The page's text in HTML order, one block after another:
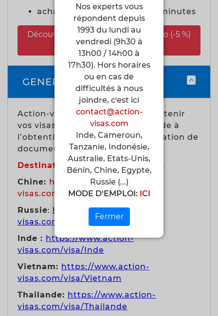
Nos experts vous
répondent depuis
1993 du lundi au
vendredi (9h30 à
13h00 / 14h00 à
17h30). Hors horaires
ou en cas de
difficultés à nous
joindre, c'est ici
contact@action-
visas.com
Inde, Cameroun,
Tanzanie, Indonésie,
Australie, Etats-Unis,
Bénin, Chine, Egypte,
Russie (...)
MODE D'EMPLOI:ICI
Fermer
achat en ligne en quelques minutes
Découvrir les forfaits eSIM SimWeGo (-5 %)
GENERALITES
Action-visas peut vous aider à obtenir
vos visas pour partir étranger.Aide à
l’obtention du visa ou à la légalisation de
documents officiels
Destinations les plus courantes:
Chine: https://www.action-
visas.com/visa/Chine
Russie: https://www.action-
visas.com/visa/Russie
Inde : https://www.action-
visas.com/visa/Inde
Vietnam: https://www.action-
visas.com/visa/Vietnam
Thailande: https://www.action-
visas.com/visa/Thailande